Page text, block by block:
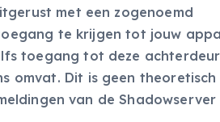
met een zogenoemd
te krijgen tot jouw
toegang tot deze
omvat. Dit is geen
van de Shadowserver